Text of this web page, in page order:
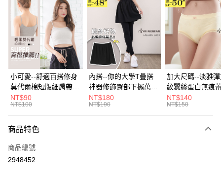
LINE Pay
Apple Pay
街口支付
悠遊付
Google Pay
全盈+PAY
大哥付你分期
【大哥付你分期使用說明】
1.本服務由台灣大哥大提供，台灣大哥大用戶可立即使用無須另外申請。
AFTEE先享後付
小可愛--舒適百搭修身
莫代爾棉短版細肩帶素
色背心(白.黑.灰L-2L)-
U582眼圈熊中大尺碼
NT$90
NT$100
內搭--你的大學T疊搭
神器修飾臀部下擺萬用
內搭裙/遮臀裙(黑2L-
6L)-Q155眼圈熊中大
NT$180
NT$190
加大尺碼--淡雅
紋蠶絲蛋白無痕
角內褲(白.粉.藍.
3L)-L28眼圈熊中
NT$140
NT$150
商品特色
商品編號
2948452